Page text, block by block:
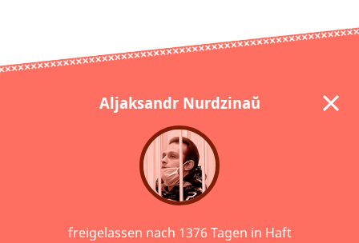
Aljaksandr Nurdzinaŭ
freigelassen nach 1376 Tagen in Haft